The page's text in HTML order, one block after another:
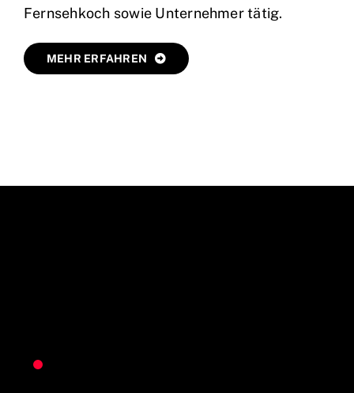
Fernsehkoch sowie Unternehmer tätig.
MEHR ERFAHREN